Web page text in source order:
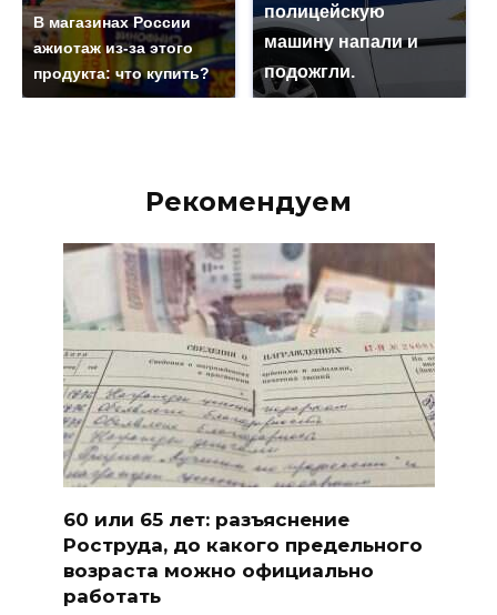
В магазинах России
ажиотаж из-за этого
продукта: что купить?
полицейскую
машину напали и
подожгли.
Рекомендуем
60 или 65 лет: разъяснение
Роструда, до какого предельного
возраста можно официально
работать